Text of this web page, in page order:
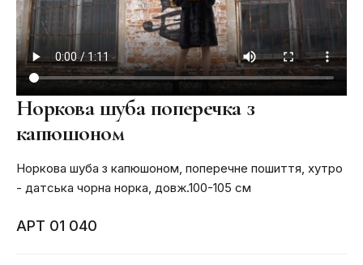
Норкова шуба поперечка з
капюшоном
Норкова шуба з капюшоном, поперечне пошиття, хутро
- датська чорна норка, довж.100-105 см
АРТ 01 040